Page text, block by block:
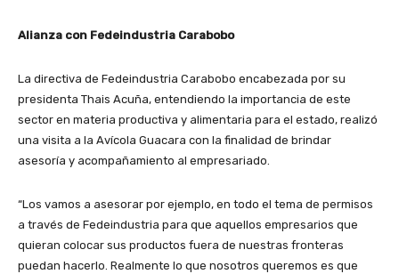
Alianza con Fedeindustria Carabobo
La directiva de Fedeindustria Carabobo encabezada por su
presidenta Thais Acuña, entendiendo la importancia de este
sector en materia productiva y alimentaria para el estado, realizó
una visita a la Avícola Guacara con la finalidad de brindar
asesoría y acompañamiento al empresariado.
“Los vamos a asesorar por ejemplo, en todo el tema de permisos
a través de Fedeindustria para que aquellos empresarios que
quieran colocar sus productos fuera de nuestras fronteras
puedan hacerlo. Realmente lo que nosotros queremos es que